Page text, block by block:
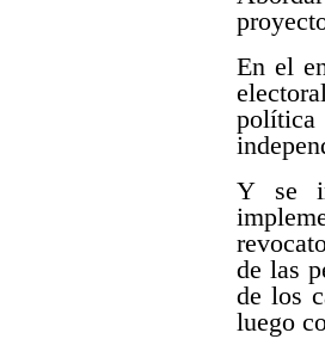
En el
Y se
de las
de los
luego